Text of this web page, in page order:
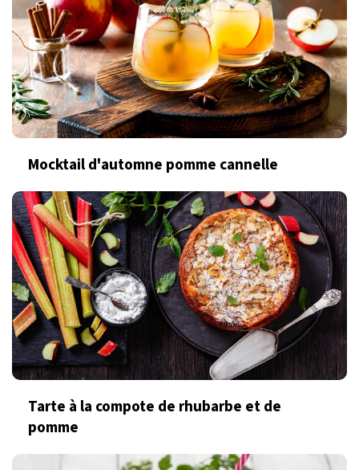
Mocktail d'automne pomme cannelle
Tarte à la compote de rhubarbe et de
pomme